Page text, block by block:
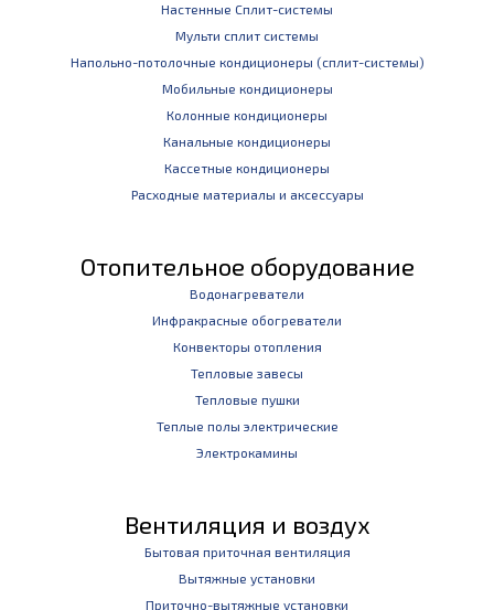
Настенные Сплит-системы
Мульти сплит системы
Напольно-потолочные кондиционеры (сплит-системы)
Мобильные кондиционеры
Колонные кондиционеры
Канальные кондиционеры
Кассетные кондиционеры
Расходные материалы и аксессуары
Отопительное оборудование
Водонагреватели
Инфракрасные обогреватели
Конвекторы отопления
Тепловые завесы
Тепловые пушки
Теплые полы электрические
Электрокамины
Вентиляция и воздух
Бытовая приточная вентиляция
Вытяжные установки
Приточно-вытяжные установки